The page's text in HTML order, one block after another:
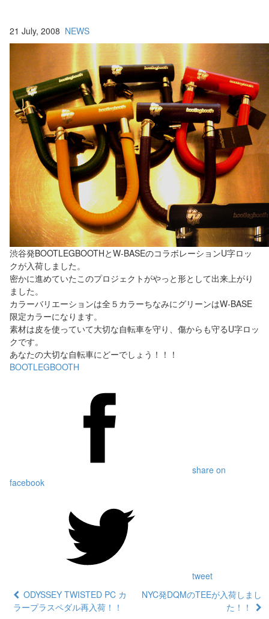
21 July, 2008 NEWS
渋谷発BOOTLEGBOOTHとW-BASEのコラボレーションU字ロッ
クが入荷しました。
密かに進めていたこのプロジェクトがやっと形として出来上がり
ました。
カラーバリエーションは全５カラーちなみにグリーンはW-BASE
限定カラーになります。
素材は皮を使っていて大切な自転車を守り、傷からも守るU字ロッ
クです。
あなたの大切な自転車にどーでしょう！！！
BOOTLEGBOOTH
share on
facebook
tweet
ODYSSEY TWISTED PC カ
ラープラスペダル再入荷！！
NYC発DQMのTEEが入荷しまし
た！！